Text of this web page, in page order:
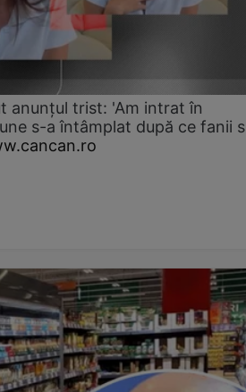
anunțul trist: 'Am intrat în
s-a întâmplat după ce fanii